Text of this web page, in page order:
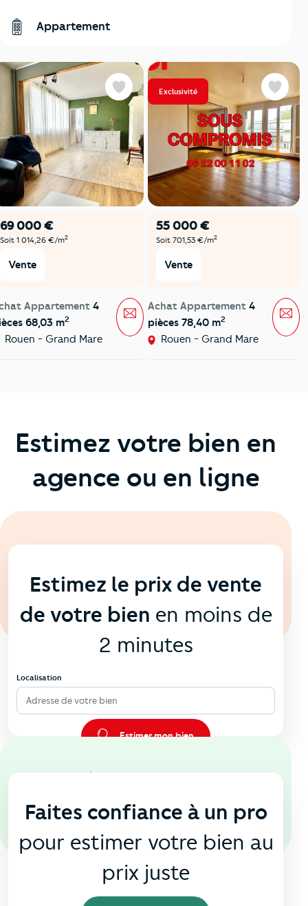
Appartement
69 000 €
Soit 1 014,26 €/m2
Vente
Appartement 4
68,03 m2
Rouen - Grand Mare
Favoris
Message
Exclusivité
55 000 €
Soit 701,53 €/m2
Vente
Achat Appartement 4
pièces 78,40 m2
Rouen - Grand Mare
Favoris
Estimez votre bien en
agence ou en ligne
Estimez le prix de vente
de votre bien en moins de
2 minutes
Localisation
Adresse de votre bien
Estimer mon bien
En agence
Faites confiance à un pro
pour estimer votre bien au
prix juste